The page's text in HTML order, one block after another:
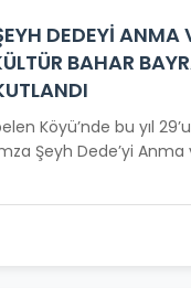
DEDEYİ ANMA
BAHAR
Köyü’nde bu yıl
Şeyh Dede’yi Anma